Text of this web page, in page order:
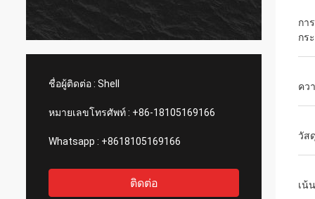
ชื่อผู้ติดต่อ : Shell
หมายเลขโทรศัพท์ : +86-18105169166
Whatsapp : +8618105169166
ติดต่อ
กา
กร
คว
วัส
เน้น